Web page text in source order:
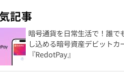
記事
暗号通貨を日常生活で！誰で
し込める暗号資産デビットカ
『RedotPay』